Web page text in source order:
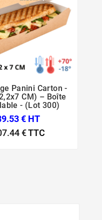
 
Panini Carton -
CM) – Boîte
- (Lot 300)
€ HT
€TTC